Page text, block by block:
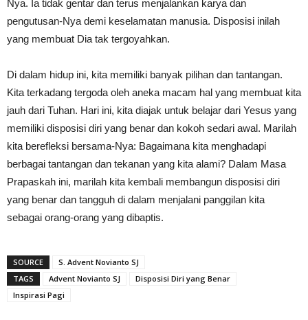
Nya. Ia tidak gentar dan terus menjalankan karya dan
pengutusan-Nya demi keselamatan manusia. Disposisi inilah
yang membuat Dia tak tergoyahkan.
Di dalam hidup ini, kita memiliki banyak pilihan dan tantangan.
Kita terkadang tergoda oleh aneka macam hal yang membuat kita
jauh dari Tuhan. Hari ini, kita diajak untuk belajar dari Yesus yang
memiliki disposisi diri yang benar dan kokoh sedari awal. Marilah
kita berefleksi bersama-Nya: Bagaimana kita menghadapi
berbagai tantangan dan tekanan yang kita alami? Dalam Masa
Prapaskah ini, marilah kita kembali membangun disposisi diri
yang benar dan tangguh di dalam menjalani panggilan kita
sebagai orang-orang yang dibaptis.
SOURCE
S. Advent Novianto SJ
TAGS
Advent Novianto SJ
Disposisi Diri yang Benar
Inspirasi Pagi